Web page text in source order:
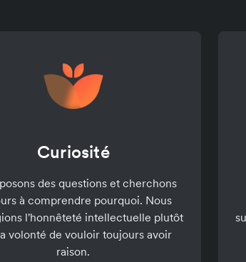
Curiosité
des questions et cherchons
à comprendre pourquoi. Nous
l'honnêteté intellectuelle plutôt
volonté de vouloir toujours avoir
raison.